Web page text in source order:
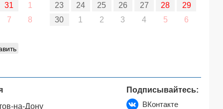
31
1
7
8
23
24 25 26 27 28
29
30
1 2 3 4 5 6
на-Дону
Подписывайтесь:
ВКонтакте